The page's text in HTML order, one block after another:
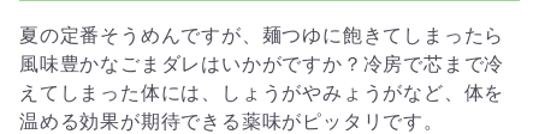
夏の定番そうめんですが、麺つゆに飽きてしまったら
風味豊かなごまダレはいかがですか？冷房で芯まで冷
えてしまった体には、しょうがやみょうがなど、体を
温める効果が期待できる薬味がピッタリです。